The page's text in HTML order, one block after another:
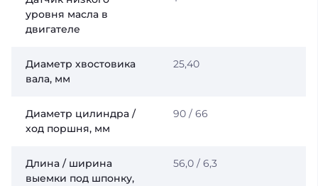
уровня масла в
двигателе
Диаметр хвостовика
вала, мм
25,40
Диаметр цилиндра /
ход поршня, мм
90 / 66
Длина / ширина
выемки под шпонку,
56,0 / 6,3